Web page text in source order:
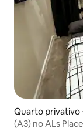
Quarto privativo
(A3) no ALs